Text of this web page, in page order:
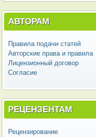
АВТОРАМ
Правила подачи статей
Авторские права и правила
Лицензионный договор
Согласие
РЕЦЕНЗЕНТАМ
Рецензирование